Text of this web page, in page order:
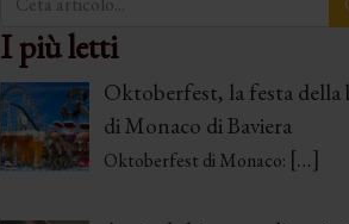
I più letti
Oktoberfest, la festa della
di Monaco di Baviera
Oktoberfest di Monaco: […]